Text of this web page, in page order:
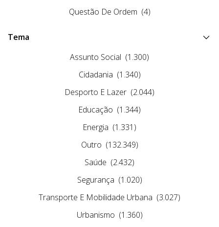
Questão De Ordem (4)
Tema
Assunto Social (1.300)
Cidadania (1.340)
Desporto E Lazer (2.044)
Educação (1.344)
Energia (1.331)
Outro (132.349)
Saúde (2.432)
Segurança (1.020)
Transporte E Mobilidade Urbana (3.027)
Urbanismo (1.360)